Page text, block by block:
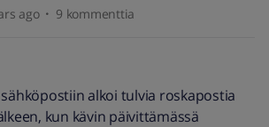
ago 9 kommenttia
alkoi tulvia roskapostia
kun kävin päivittämässä